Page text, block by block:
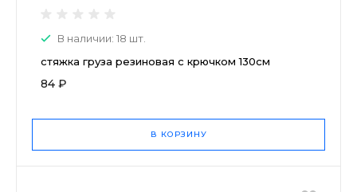
В наличии: 18 шт.
стяжка груза резиновая с крючком 130см
84 ₽
В КОРЗИНУ